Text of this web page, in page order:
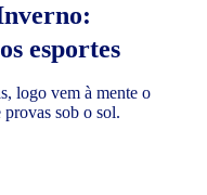
esportes
logo vem à mente o
sob o sol.